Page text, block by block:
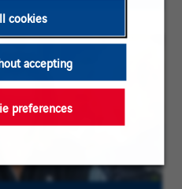
cookies
accepting
preferences